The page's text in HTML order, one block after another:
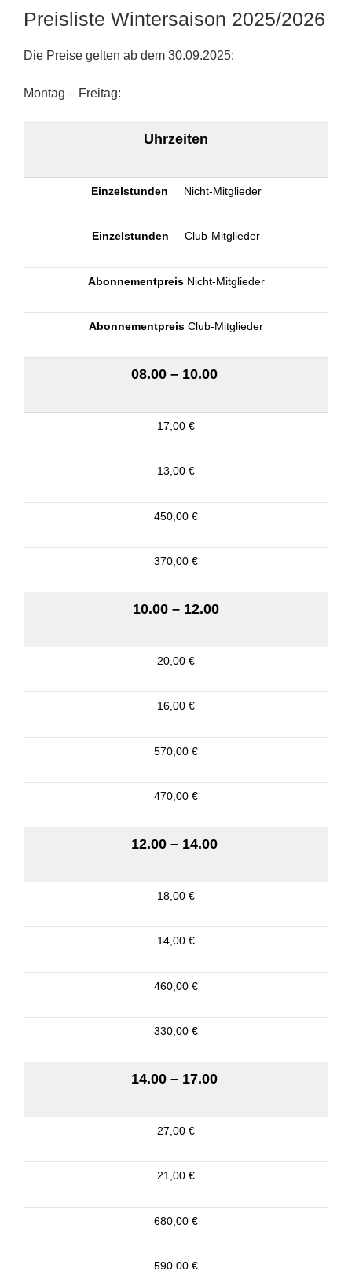
Preisliste Wintersaison 2025/2026
Die Preise gelten ab dem 30.09.2025:
Montag – Freitag:
Uhrzeiten
Einzelstunden Nicht-Mitglieder
Einzelstunden Club-Mitglieder
Abonnementpreis Nicht-Mitglieder
Abonnementpreis Club-Mitglieder
08.00 – 10.00
17,00 €
13,00 €
450,00 €
370,00 €
10.00 – 12.00
20,00 €
16,00 €
570,00 €
470,00 €
12.00 – 14.00
18,00 €
14,00 €
460,00 €
330,00 €
14.00 – 17.00
27,00 €
21,00 €
680,00 €
590,00 €